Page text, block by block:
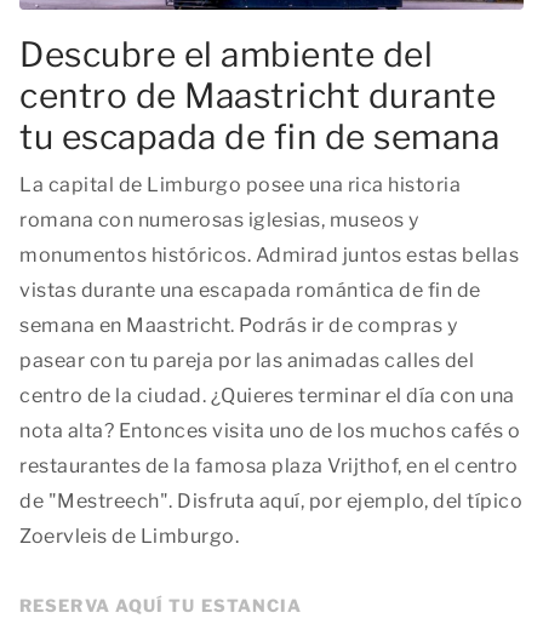
Descubre el ambiente del
centro de Maastricht durante
tu escapada de fin de semana
La capital de Limburgo posee una rica historia
romana con numerosas iglesias, museos y
monumentos históricos. Admirad juntos estas bellas
vistas durante una escapada romántica de fin de
semana en Maastricht. Podrás ir de compras y
pasear con tu pareja por las animadas calles del
centro de la ciudad. ¿Quieres terminar el día con una
nota alta? Entonces visita uno de los muchos cafés o
restaurantes de la famosa plaza Vrijthof, en el centro
de "Mestreech". Disfruta aquí, por ejemplo, del típico
Zoervleis de Limburgo.
RESERVA AQUÍ TU ESTANCIA